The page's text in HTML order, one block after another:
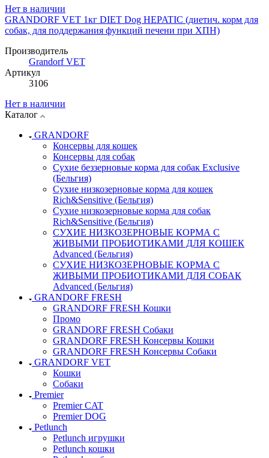
Нет в наличии
GRANDORF VET 1кг DIET Dog HEPATIC (диетич. корм для
собак, для поддержания функций печени при ХПН)
Производитель
Grandorf VET
Артикул
3106
Нет в наличии
Каталог
GRANDORF
Консервы для кошек
Консервы для собак
Сухие беззерновые корма для собак Exclusive
(Бельгия)
Сухие низкозерновые корма для кошек
Rich&Sensitive (Бельгия)
Сухие низкозерновые корма для собак
Rich&Sensitive (Бельгия)
СУХИЕ НИЗКОЗЕРНОВЫЕ КОРМА С
ЖИВЫМИ ПРОБИОТИКАМИ ДЛЯ КОШЕК
Advanced (Бельгия)
СУХИЕ НИЗКОЗЕРНОВЫЕ КОРМА С
ЖИВЫМИ ПРОБИОТИКАМИ ДЛЯ СОБАК
Advanced (Бельгия)
GRANDORF FRESH
GRANDORF FRESH Кошки
Промо
GRANDORF FRESH Собаки
GRANDORF FRESH Консервы Кошки
GRANDORF FRESH Консервы Собаки
GRANDORF VET
Кошки
Собаки
Premier
Premier CAT
Premier DOG
Petlunch
Petlunch игрушки
Petlunch кошки